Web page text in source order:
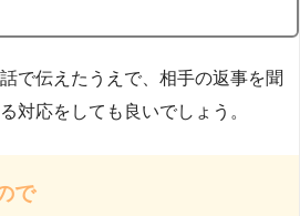
で伝えたうえで、相手の返事を聞
対応をしても良いでしょう。
で